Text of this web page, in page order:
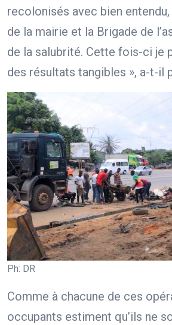
recolonisés avec bien
de la mairie et la Brigade de
de la salubrité. Cette fois-ci je
des résultats tangibles », a-t-il
Ph: DR
Comme à chacune de ces
occupants estiment qu’ils ne